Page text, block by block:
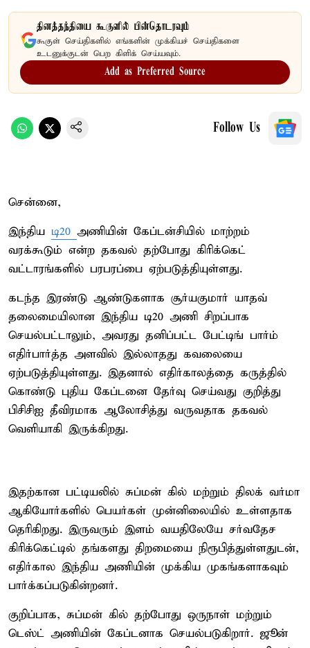
தினத்தந்தியை கூகுளில் பின்தொடரவும்
கூகுள் செய்திகளில் எங்களின் முக்கியச் செய்திகளை
உடனுக்குடன் பெற கிளிக் செய்யவும்.
Add as Preferred Source
Follow Us
சென்னை,
இந்திய டி20 அணியின் கேப்டன்சியில் மாற்றம்
வரக்கூடும் என்ற தகவல் தற்போது கிரிக்கெட்
வட்டாரங்களில் பரபரப்பை ஏற்படுத்தியுள்ளது.
கடந்த இரண்டு ஆண்டுகளாக சூர்யகுமார் யாதவ்
தலைமையிலான இந்திய டி20 அணி சிறப்பாக
செயல்பட்டாலும், அவரது தனிப்பட்ட பேட்டிங் பார்ம்
எதிர்பார்த்த அளவில் இல்லாதது கவலையை
ஏற்படுத்தியுள்ளது. இதனால் எதிர்காலத்தை கருத்தில்
கொண்டு புதிய கேப்டனை தேர்வு செய்வது குறித்து
பிசிசிஐ தீவிரமாக ஆலோசித்து வருவதாக தகவல்
வெளியாகி இருக்கிறது.
இதற்கான பட்டியலில் சுப்மன் கில் மற்றும் திலக் வர்மா
ஆகியோர்களில் பெயர்கள் முன்னிலையில் உள்ளதாக
தெரிகிறது. இருவரும் இளம் வயதிலேயே சர்வதேச
கிரிக்கெட்டில் தங்களது திறமையை நிரூபித்துள்ளதுடன்,
எதிர்கால இந்திய அணியின் முக்கிய முகங்களாகவும்
பார்க்கப்படுகின்றனர்.
குறிப்பாக, சுப்மன் கில் தற்போது ஒருநாள் மற்றும்
டெஸ்ட் அணியின் கேப்டனாக செயல்படுகிறார். ஜூன்